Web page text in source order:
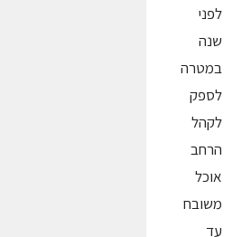
לפני
שנה
במטרה
לספק
לקהל
הרחב
אוכל
משובח
עד